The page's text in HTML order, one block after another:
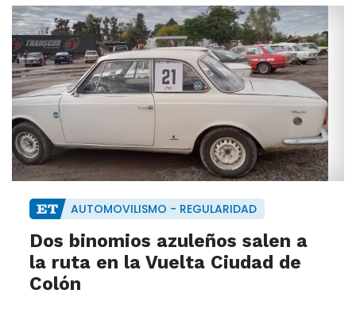
AUTOMOVILISMO - REGULARIDAD
Dos binomios azuleños salen a
la ruta en la Vuelta Ciudad de
Colón